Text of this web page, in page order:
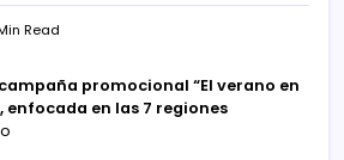
Read
promocional “El verano en
enfocada en las 7 regiones
o